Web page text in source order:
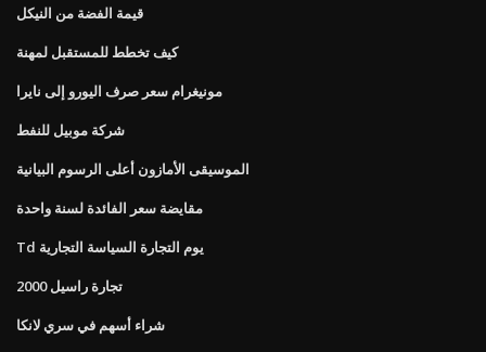
قيمة الفضة من النيكل
كيف تخطط للمستقبل لمهنة
مونيغرام سعر صرف اليورو إلى نايرا
شركة موبيل للنفط
الموسيقى الأمازون أعلى الرسوم البيانية
مقايضة سعر الفائدة لسنة واحدة
Td يوم التجارة السياسة التجارية
تجارة راسيل 2000
شراء أسهم في سري لانكا